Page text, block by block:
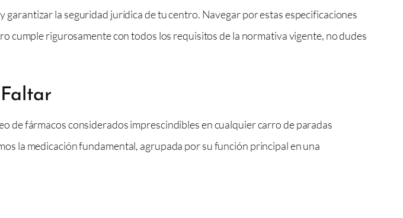
la seguridad jurídica de tu centro. Navegar por estas especificaciones
cumple rigurosamente con todos los requisitos de la normativa vigente, no dudes
de fármacos considerados imprescindibles en cualquier carro de paradas
la medicación fundamental, agrupada por su función principal en una